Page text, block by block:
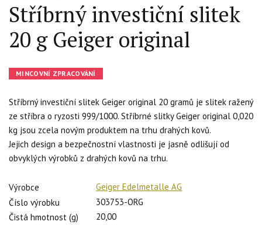
Stříbrný investiční slitek
20 g Geiger original
MINCOVNÍ ZPRACOVÁNÍ
Stříbrný investiční slitek Geiger original 20 gramů je slitek ražený
ze stříbra o ryzosti 999/1000. Stříbrné slitky Geiger original 0,020
kg jsou zcela novým produktem na trhu drahých kovů.
Jejich design a bezpečnostní vlastnosti je jasně odlišují od
obvyklých výrobků z drahých kovů na trhu.
Výrobce
Geiger Edelmetalle AG
Číslo výrobku
303753-ORG
Čistá hmotnost (g)
20,00